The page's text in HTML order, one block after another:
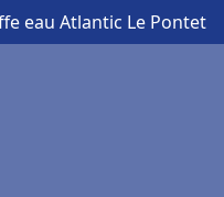
eau Atlantic Le Pontet